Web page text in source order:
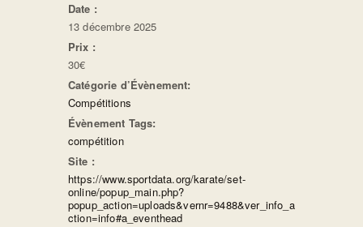
Date :
13 décembre 2025
Prix :
30€
Catégorie d’Évènement:
Compétitions
Évènement Tags:
compétition
Site :
https://www.sportdata.org/karate/set-
online/popup_main.php?
popup_action=uploads&vernr=9488&ver_info_a
ction=info#a_eventhead